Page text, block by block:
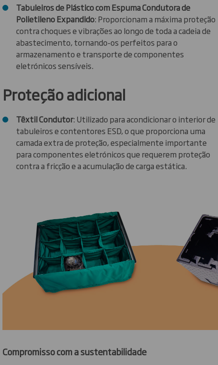
Tabuleiros de Plástico com Espuma Condutora de
Polietileno Expandido: Proporcionam a máxima proteção
contra choques e vibrações ao longo de toda a cadeia de
abastecimento, tornando-os perfeitos para o
armazenamento e transporte de componentes
eletrónicos sensíveis.
Proteção adicional
Têxtil Condutor: Utilizado para acondicionar o interior de
tabuleiros e contentores ESD, o que proporciona uma
camada extra de proteção, especialmente importante
para componentes eletrónicos que requerem proteção
contra a fricção e a acumulação de carga estática.
Compromisso com a sustentabilidade